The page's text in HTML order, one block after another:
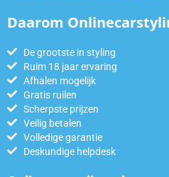
Daarom
De grootste in styling
Ruim 18 jaar ervaring
Afhalen mogelijk
Gratis ruilen
Scherpste prijzen
Veilig betalen
Volledige garantie
Deskundige helpdesk